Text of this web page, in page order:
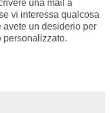
una mail a
vi interessa qualcosa
avete un desiderio per
personalizzato.